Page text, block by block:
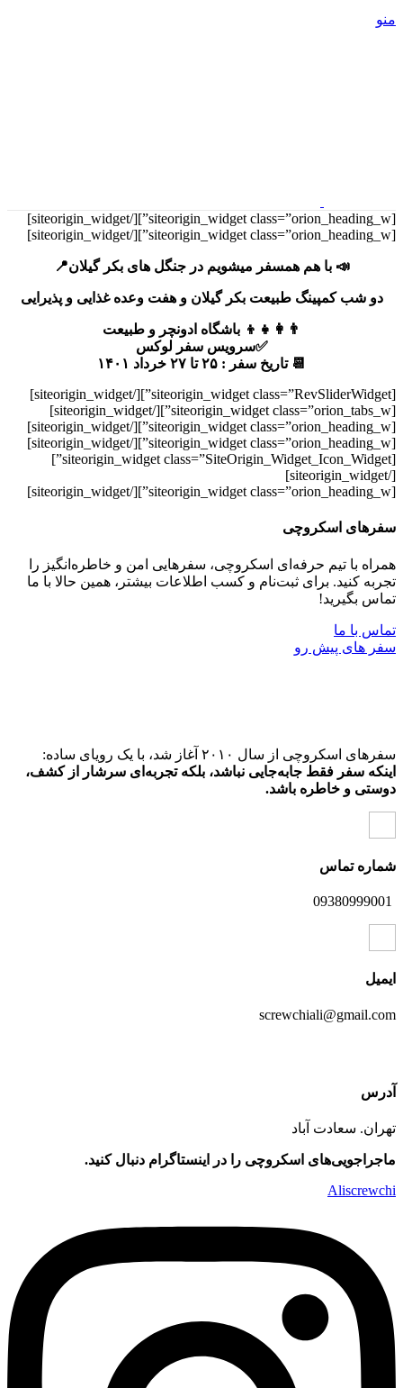
منو
[siteorigin_widget class=”orion_heading_w”]
[/siteorigin_widget]
[siteorigin_widget class=”orion_heading_w”]
[/siteorigin_widget]
📣 با هم همسفر ميشويم در جنگل های بکر گیلان📍
دو شب کمپینگ طبیعت بکر گیلان و هفت وعده غذایی و پذیرایی
👨‍👩‍👧‍👦 باشگاه ادونچر و طبیعت
✅سرویس سفر لوکس
📆 تاریخ سفر : ۲۵ تا ۲۷ خرداد ۱۴۰۱
[siteorigin_widget class=”RevSliderWidget”]
[/siteorigin_widget]
[siteorigin_widget class=”orion_tabs_w”]
[/siteorigin_widget]
[siteorigin_widget class=”orion_heading_w”]
[/siteorigin_widget]
[siteorigin_widget class=”orion_heading_w”]
[/siteorigin_widget]
[siteorigin_widget class=”SiteOrigin_Widget_Icon_Widget”]
[/siteorigin_widget]
[siteorigin_widget class=”orion_heading_w”]
[/siteorigin_widget]
سفر‌های اسکروچی
همراه با تیم حرفه‌ای اسکروچی، سفرهایی امن و خاطره‌انگیز را
تجربه کنید. برای ثبت‌نام و کسب اطلاعات بیشتر، همین حالا با ما
تماس بگیرید!
تماس با ما
سفر ‌های پیش رو
سفرهای اسکروچی از سال ۲۰۱۰ آغاز شد، با یک رویای ساده:
اینکه سفر فقط جابه‌جایی نباشد، بلکه تجربه‌ای سرشار از کشف،
دوستی و خاطره باشد.
شماره تماس
ایمیل
screwchiali@gmail.com
آدرس
تهران. سعادت آباد
ماجراجویی‌های اسکروچی را در اینستاگرام دنبال کنید.
Aliscrewchi